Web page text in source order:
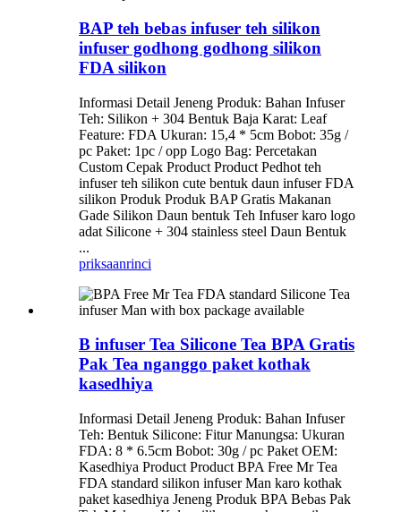
BAP teh bebas infuser teh silikon
infuser godhong godhong silikon
FDA silikon
Informasi Detail Jeneng Produk: Bahan Infuser
Teh: Silikon + 304 Bentuk Baja Karat: Leaf
Feature: FDA Ukuran: 15,4 * 5cm Bobot: 35g /
pc Paket: 1pc / opp Logo Bag: Percetakan
Custom Cepak Product Product Pedhot teh
infuser teh silikon cute bentuk daun infuser FDA
silikon Produk Produk BAP Gratis Makanan
Gade Silikon Daun bentuk Teh Infuser karo logo
adat Silicone + 304 stainless steel Daun Bentuk
...
priksaanrinci
B infuser Tea Silicone Tea BPA Gratis
Pak Tea nganggo paket kothak
kasedhiya
Informasi Detail Jeneng Produk: Bahan Infuser
Teh: Bentuk Silicone: Fitur Manungsa: Ukuran
FDA: 8 * 6.5cm Bobot: 30g / pc Paket OEM:
Kasedhiya Product Product BPA Free Mr Tea
FDA standard silikon infuser Man karo kothak
paket kasedhiya Jeneng Produk BPA Bebas Pak